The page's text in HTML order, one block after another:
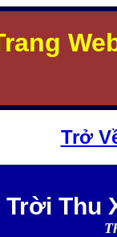
Trở
Trời Thu